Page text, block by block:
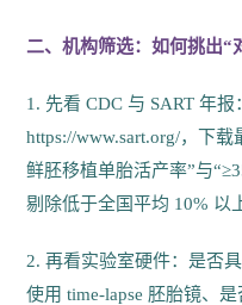
二、机构筛选：如何挑出“
1. 先看 CDC 与 SART 年
https://www.sart.org/，下
鲜胚移植单胎活产率”与
剔除低于全国平均 10% 以
2. 再看实验室硬件：是否
使用 time-lapse 胚胎镜、